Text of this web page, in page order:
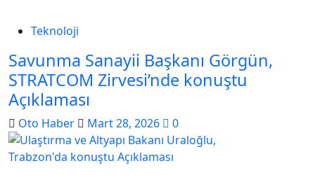
Teknoloji
Savunma Sanayii Başkanı Görgün,
STRATCOM Zirvesi’nde konuştu
Açıklaması
Oto Haber Mart 28, 2026 0